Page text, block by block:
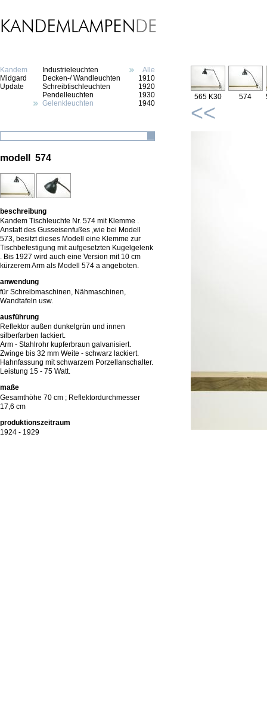
Kandem
Midgard
Update
Industrieleuchten
Decken-/ Wandleuchten
Schreibtischleuchten
Pendelleuchten
Gelenkleuchten
Alle
1910
1920
1930
1940
modell 574
beschreibung
Kandem Tischleuchte Nr. 574 mit Klemme .
Anstatt des Gusseisenfußes ,wie bei Modell
573, besitzt dieses Modell eine Klemme zur
Tischbefestigung mit aufgesetzten Kugelgelenk
. Bis 1927 wird auch eine Version mit 10 cm
kürzerem Arm als Modell 574 a angeboten.
anwendung
für Schreibmaschinen, Nähmaschinen,
Wandtafeln usw.
ausführung
Reflektor außen dunkelgrün und innen
silberfarben lackiert.
Arm - Stahlrohr kupferbraun galvanisiert.
Zwinge bis 32 mm Weite - schwarz lackiert.
Hahnfassung mit schwarzem Porzellanschalter.
Leistung 15 - 75 Watt.
maße
Gesamthöhe 70 cm ; Reflektordurchmesser
17,6 cm
produktionszeitraum
1924 - 1929
565 K30 574
<<